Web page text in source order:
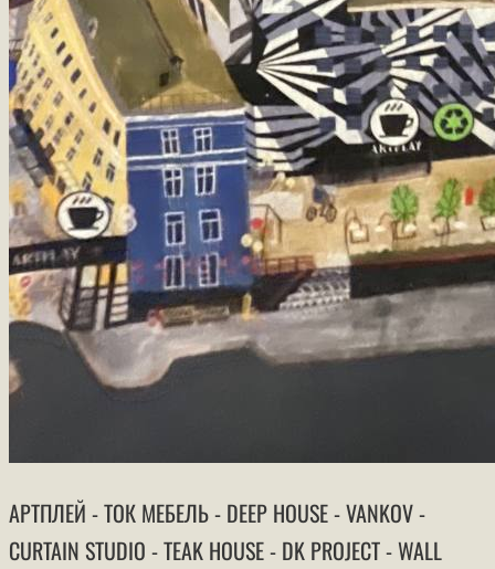
АРТПЛЕЙ - ТОК МЕБЕЛЬ - DEEP HOUSE - VANKOV -
CURTAIN STUDIO - TEAK HOUSE - DK PROJECT - WALL